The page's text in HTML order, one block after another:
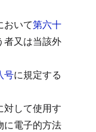
おいて第六十
者又は当該外
号に規定する
対して使用す
に電子的方法